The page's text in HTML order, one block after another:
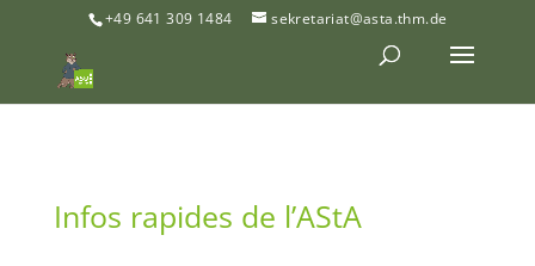
+49 641 309 1484 sekretariat@asta.thm.de
Infos rapides de l’AStA